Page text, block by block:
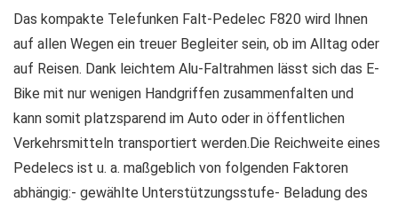
Das kompakte Telefunken Falt-Pedelec F820 wird Ihnen
auf allen Wegen ein treuer Begleiter sein, ob im Alltag oder
auf Reisen. Dank leichtem Alu-Faltrahmen lässt sich das E-
Bike mit nur wenigen Handgriffen zusammenfalten und
kann somit platzsparend im Auto oder in öffentlichen
Verkehrsmitteln transportiert werden.Die Reichweite eines
Pedelecs ist u. a. maßgeblich von folgenden Faktoren
abhängig:- gewählte Unterstützungsstufe- Beladung des